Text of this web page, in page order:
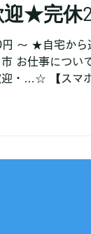
★完休
える範
〜 ★自宅から
市 お仕事につ
しくなくても大丈夫】